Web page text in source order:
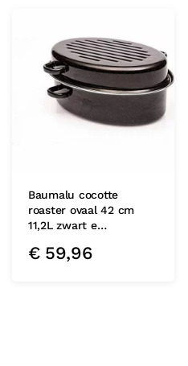
Baumalu cocotte
roaster ovaal 42 cm
11,2L zwart e…
€59,96